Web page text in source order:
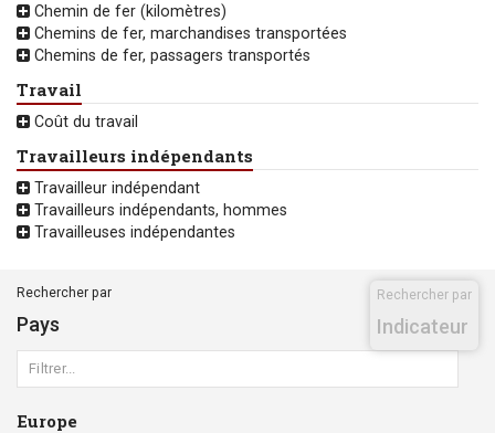
Chemin de fer (kilomètres)
Chemins de fer, marchandises transportées
Chemins de fer, passagers transportés
Travail
Coût du travail
Travailleurs indépendants
Travailleur indépendant
Travailleurs indépendants, hommes
Travailleuses indépendantes
Rechercher par
Indicateur
Rechercher par
Pays
Europe